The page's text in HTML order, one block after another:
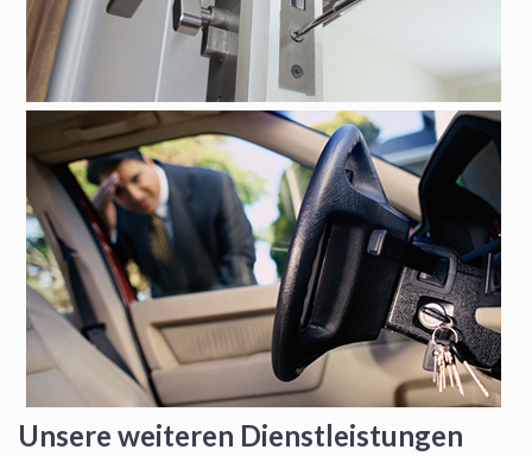
Unsere weiteren Dienstleistungen